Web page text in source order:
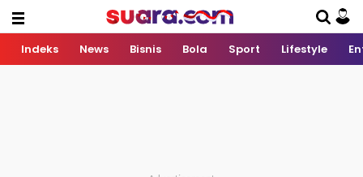
Indeks News Bisnis Bola Sport Lifestyle